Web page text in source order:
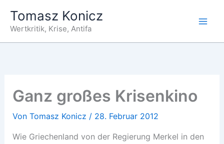
Inhalt
springen
Tomasz Konicz
Wertkritik, Krise, Antifa
Ganz großes Krisenkino
Von Tomasz Konicz / 28. Februar 2012
Wie Griechenland von der Regierung Merkel in den